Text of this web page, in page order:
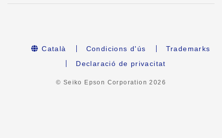
Català Condicions d'ús
Trademarks
Declaració de privacitat
© Seiko Epson Corporation2026